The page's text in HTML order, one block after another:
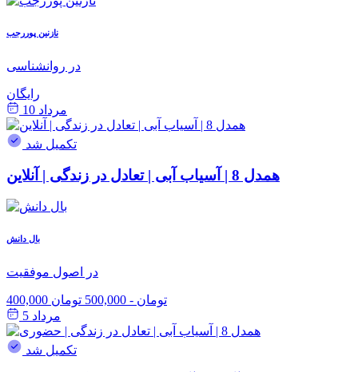
نازنین پوررجب
در روانشناسی
رایگان
مرداد 10
تکمیل شد
همدل 8 | آسیاب آبی | تعادل در زندگی | آنلاین
بال دانش
در اصول موفقیت
400,000 تومان - 500,000 تومان
مرداد 5
تکمیل شد